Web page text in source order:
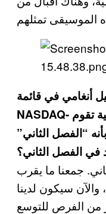
أنغامي في قائمة
NASDAQ- مما يجعلها أول شركة تقنية عربية تقوم
“الفصل الثاني”
في الفصل الثاني؟
جمعنا ما يقرب
والآن سيكون لدينا
من الفرص للتوسع